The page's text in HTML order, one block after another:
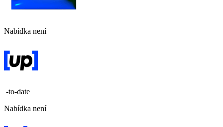
Nabídka není
-to-date
Nabídka není